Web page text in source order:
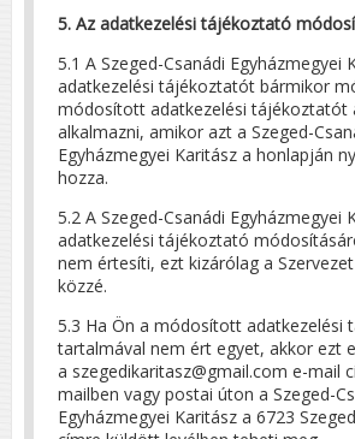
5. Az adatkezelési tájékoztató
5.1 A Szeged-Csanádi Egyházmegyei
adatkezelési tájékoztatót bármikor
módosított adatkezelési tájékoztatót
alkalmazni, amikor azt a Szeged-
Egyházmegyei Karitász a honlapján
hozza.
5.2 A Szeged-Csanádi Egyházmegyei
adatkezelési tájékoztató
nem értesíti, ezt kizárólag a
közzé.
5.3 Ha Ön a módosított adatkezelési
tartalmával nem ért egyet, akkor ezt
a szegedikaritasz@gmail.com e-mail
mailben vagy postai úton a Szeged-
Egyházmegyei Karitász a 6723